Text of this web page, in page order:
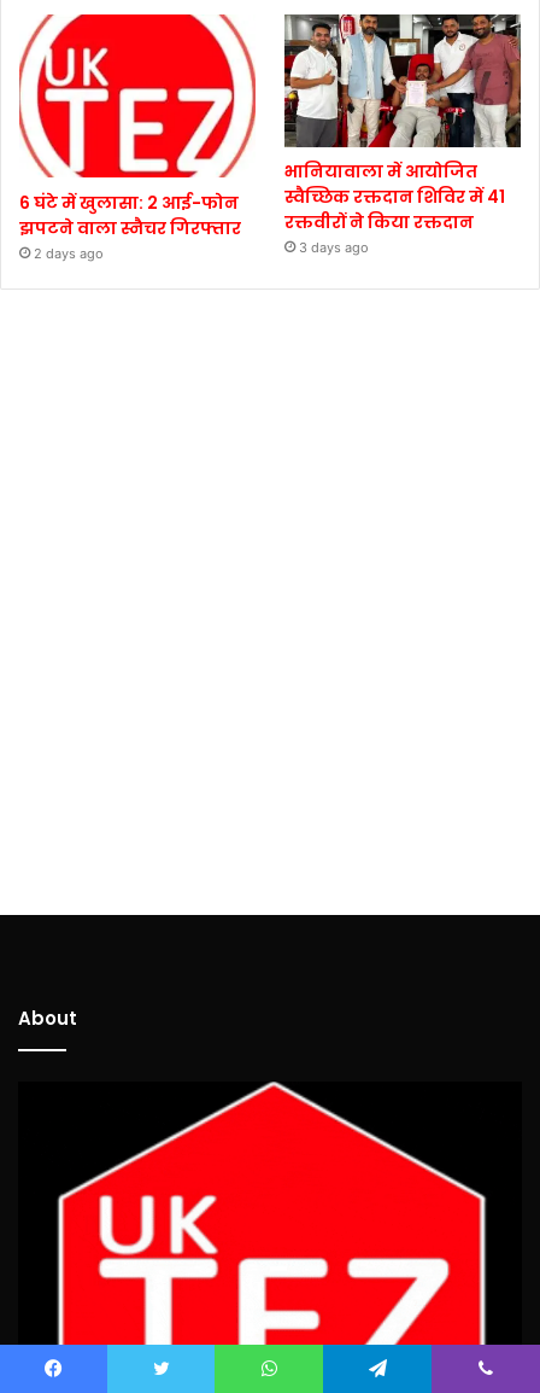
6 घंटे में खुलासा: 2 आई-फोन
झपटने वाला स्नैचर गिरफ्तार
2 days ago
भानियावाला में आयोजित
स्वैच्छिक रक्तदान शिविर में 41
रक्तवीरों ने किया रक्तदान
3 days ago
About